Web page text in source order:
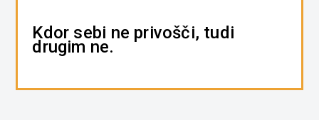
Kdor sebi ne privošči, tudi
drugim ne.